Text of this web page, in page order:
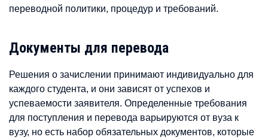
переводной политики, процедур и требований.
Документы для перевода
Решения о зачислении принимают индивидуально для
каждого студента, и они зависят от успехов и
успеваемости заявителя. Определенные требования
для поступления и перевода варьируются от вуза к
вузу, но есть набор обязательных документов, которые